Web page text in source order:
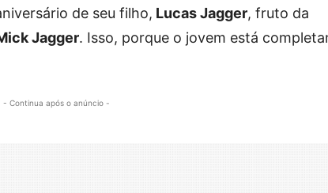
de seu filho, Lucas Jagger, fruto da
Jagger. Isso, porque o jovem está
- Continua após o anúncio -